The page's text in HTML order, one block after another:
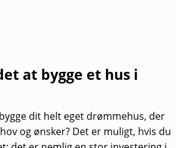
at bygge et hus i
dit helt eget drømmehus, der
og ønsker? Det er muligt, hvis du